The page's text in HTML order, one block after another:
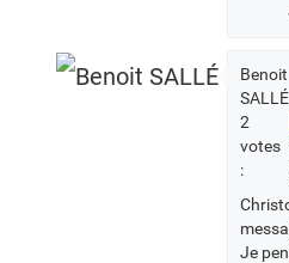
Benoit
SALLÉ
2
votes
:
Je